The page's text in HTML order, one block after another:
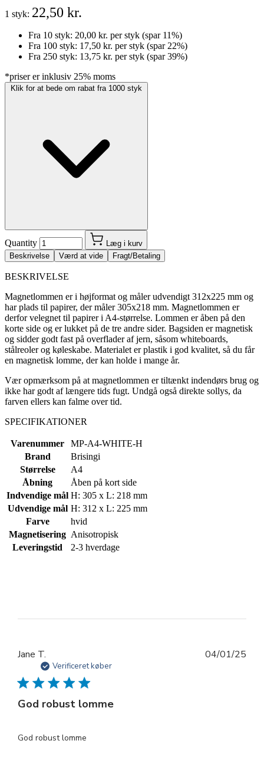
1 styk: 22,50 kr.
Fra 10 styk: 20,00 kr. per styk (spar 11%)
Fra 100 styk: 17,50 kr. per styk (spar 22%)
Fra 250 styk: 13,75 kr. per styk (spar 39%)
*priser er inklusiv 25% moms
Klik for at bede om rabat fra 1000 styk
Quantity
Læg i kurv
Beskrivelse
Værd at vide Fragt/Betaling
BESKRIVELSE
Magnetlommen er i højformat og måler udvendigt 312x225 mm og
har plads til papirer, der måler 305x218 mm. Magnetlommen er
derfor velegnet til papirer i A4-størrelse. Lommen er åben på den
korte side og er lukket på de tre andre sider. Bagsiden er magnetisk
og sidder godt fast på overflader af jern, såsom whiteboards,
stålreoler og køleskabe. Materialet er plastik i god kvalitet, så du får
en magnetisk lomme, der kan holde i mange år.
Vær opmærksom på at magnetlommen er tiltænkt indendørs brug og
ikke har godt af længere tids fugt. Undgå også direkte sollys, da
farven ellers kan falme over tid.
SPECIFIKATIONER
Varenummer
MP-A4-WHITE-H
Brand
Brisingi
Størrelse
A4
Åbning
Åben på kort side
Indvendige mål H: 305 x L: 218 mm
Udvendige mål H: 312 x L: 225 mm
Farve
hvid
Magnetisering Anisotropisk
Leveringstid
2-3 hverdage
Jane T.
Verificeret køber
God robust lomme
God robust lomme
04/01/25